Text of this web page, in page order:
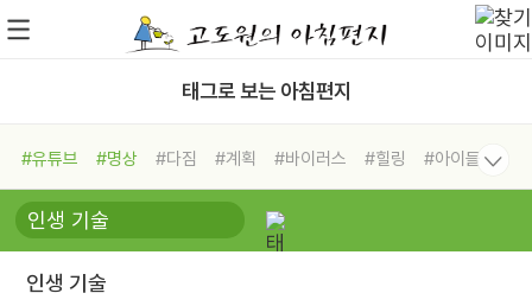
태그로 보는 아침편지
#유튜브 #명상 #다짐 #계획 #바이러스 #힐링
#아이들
#비전캠프
#독서캠프 #삶
#희망
#나눔 #친구 #링컨학교
#독서
#건강
인생 기술